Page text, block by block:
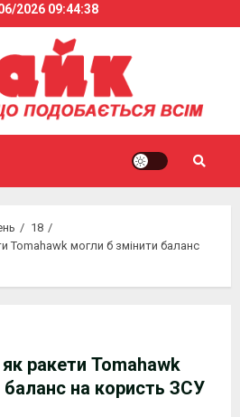
2026 09:44:39
18
Tomahawk могли б змінити баланс
ракети Tomahawk
баланс на користь ЗСУ